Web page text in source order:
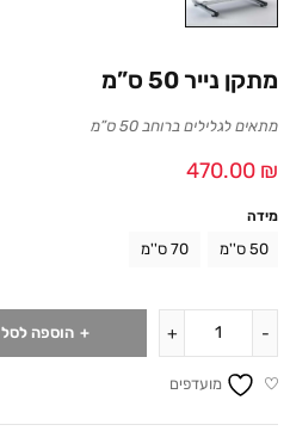
מתקן נייר 50 ס”מ
מתאים לגלילים ברוחב 50 ס”מ
470.00 ₪
מידה
50 ס''מ 70 ס''מ
הוספה לסל
מועדפים